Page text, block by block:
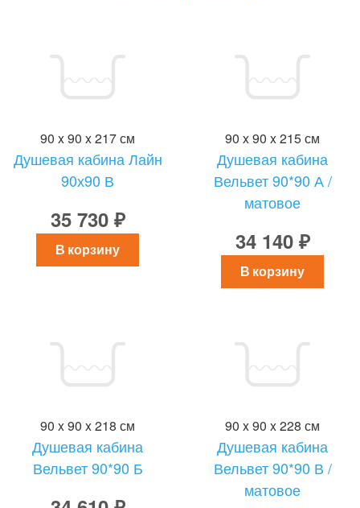
90 x 90 x 217 см
Душевая кабина Лайн
90х90 В
35 730 ₽
В корзину
90 x 90 x 215 см
Душевая кабина
Вельвет 90*90 А /
матовое
34 140 ₽
В корзину
90 x 90 x 218 см
Душевая кабина
Вельвет 90*90 Б
90 x 90 x 228 см
Душевая кабина
Вельвет 90*90 В /
матовое